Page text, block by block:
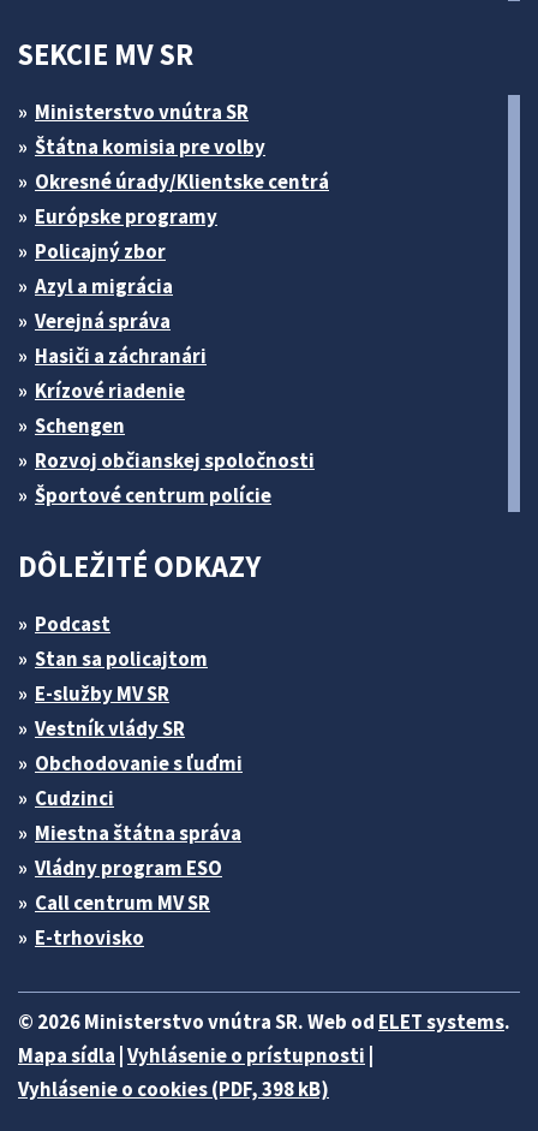
SEKCIE MV SR
Ministerstvo vnútra SR
Štátna komisia pre volby
Okresné úrady/Klientske centrá
Európske programy
Policajný zbor
Azyl a migrácia
Verejná správa
Hasiči a záchranári
Krízové riadenie
Schengen
Rozvoj občianskej spoločnosti
Športové centrum polície
DÔLEŽITÉ ODKAZY
Podcast
Stan sa policajtom
E-služby MV SR
Vestník vlády SR
Obchodovanie s ľuďmi
Cudzinci
Miestna štátna správa
Vládny program ESO
Call centrum MV SR
E-trhovisko
© 2026 Ministerstvo vnútra SR. Web od ELET systems.
Mapa sídla Vyhlásenie o prístupnosti
Vyhlásenie o cookies (PDF, 398 kB)